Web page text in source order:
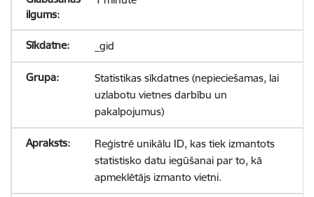
_gid
Statistikas sīkdatnes (nepieciešamas, lai
uzlabotu vietnes darbību un
pakalpojumus)
Reģistrē unikālu ID, kas tiek izmantots
statistisko datu iegūšanai par to, kā
apmeklētājs izmanto vietni.